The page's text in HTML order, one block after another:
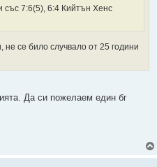
със 7:6(5), 6:4 Кийтън Хенс
се било случвало от 25 години
Да си пожелаем един бг